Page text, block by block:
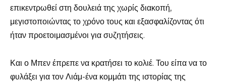
επικεντρωθεί στη δουλειά της χωρίς διακοπή,
μεγιστοποιώντας το χρόνο τους και εξασφαλίζοντας ότι
ήταν προετοιμασμένοι για συζητήσεις.
Και ο Μπεν έπρεπε να κρατήσει το κολιέ. Του είπα να το
φυλάξει για τον Λιάμ-ένα κομμάτι της ιστορίας της